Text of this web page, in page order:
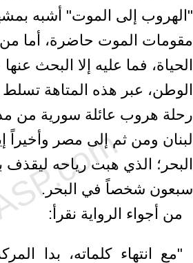
"الهروب إلى الموت" أشبه
مقومات الموت حاضرة، أما
الحياة، فما عليه إلا البحث
الوطن، عبر هذه المتاهة تسلط
رحلة هروب عائلة سورية من
لبنان ومن ثم إلى مصر وأخيراً
البحر؛ الذي هبت رياحه
سبعون شخصاً في البحر.
من أجواء الرواية نقرأ:
"مع انتهاء كلماته، بدا